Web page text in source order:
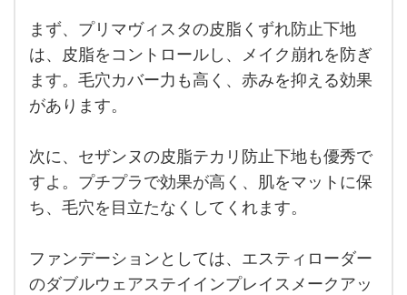
す
く、
毛穴
が目
立っ
て
い
す
みに
おす
すめ
の下
地と
ファ
ンデ
を紹
介し
ます
ね。
まず、プリマヴィスタの皮脂くずれ防止下地
は、皮脂をコントロールし、メイク崩れを防ぎ
ます。毛穴カバー力も高く、赤みを抑える効果
があります。
次に、セザンヌの皮脂テカリ防止下地も優秀で
すよ。プチプラで効果が高く、肌をマットに保
ち、毛穴を目立たなくしてくれます。
ファンデーションとしては、エスティローダー
のダブルウェアステイインプレイスメークアッ